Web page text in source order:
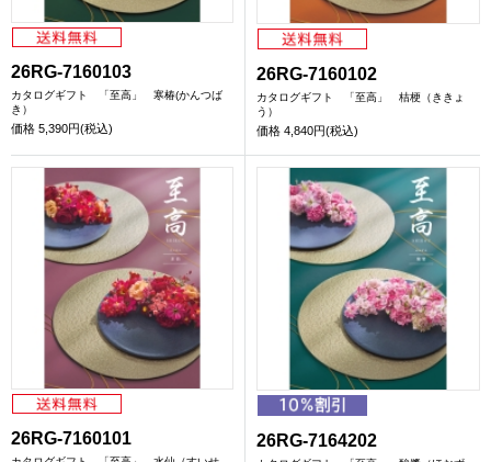
26RG-7160103
カタログギフト 「至高」 寒椿(かんつば
き）
価格 5,390円(税込)
26RG-7160102
カタログギフト 「至高」 桔梗（ききょ
う）
価格 4,840円(税込)
26RG-7160101 26RG-7164202